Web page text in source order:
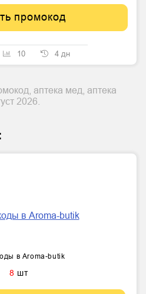
промокод
10 4 дн
аптека мед, аптека
2026.
в Aroma-butik
8 шт